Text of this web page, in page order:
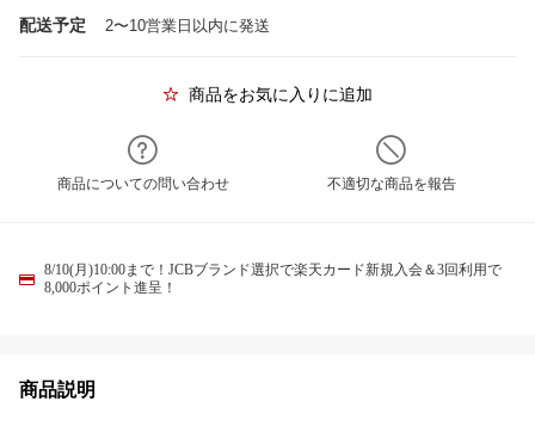
配送予定 2〜10営業日以内に発送
商品をお気に入りに追加
商品についての問い合わせ 不適切な商品を報告
8/10(月)10:00まで！JCBブランド選択で楽天カード新規入会＆3回利用で
8,000ポイント進呈！
商品説明